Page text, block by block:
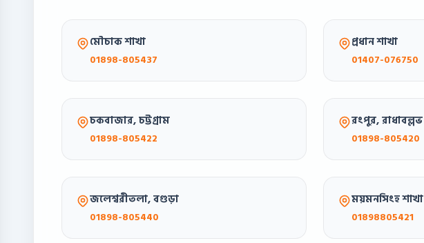
মৌচাক শাখা
01898-805437
প্রধান শাখা
01407-076750
চকবাজার, চট্টগ্রাম
01898-805422
রংপুর, রাধাবল্লভ
01898-805420
জলেশ্বরীতলা, বগুড়া
01898-805440
ময়মনসিংহ শাখা
01898805421